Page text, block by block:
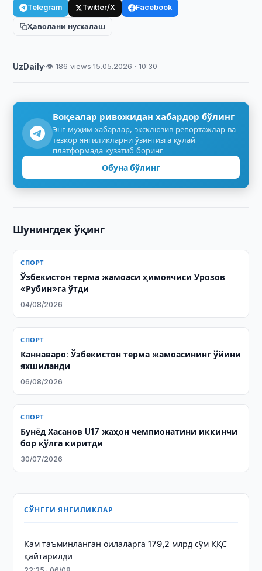
Telegram Twitter/X Facebook
Ҳаволани нусхалаш
UzDaily·👁 186 views·15.05.2026 · 10:30
Воқеалар ривожидан хабардор бўлинг
Энг муҳим хабарлар, эксклюзив репортажлар ва
тезкор янгиликларни ўзингизга қулай
платформада кузатиб боринг.
Обуна бўлинг
Шунингдек ўқинг
СПОРТ
Ўзбекистон терма жамоаси ҳимоячиси Урозов
«Рубин»га ўтди
04/08/2026
СПОРТ
Каннаваро: Ўзбекистон терма жамоасининг ўйини
яхшиланди
06/08/2026
СПОРТ
Бунёд Хасанов U17 жаҳон чемпионатини иккинчи
бор қўлга киритди
30/07/2026
СЎНГГИ ЯНГИЛИКЛАР
Кам таъминланган оилаларга 179,2 млрд сўм ҚҚС
қайтарилди